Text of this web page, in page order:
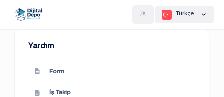
Türkçe
Yardım
Form
İş Takip